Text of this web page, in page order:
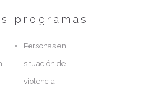
programas
Personas en
situación de
violencia